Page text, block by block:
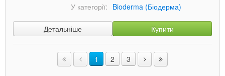
У категорії: Bioderma (Біодерма)
Детальніше Купити
1 2 3